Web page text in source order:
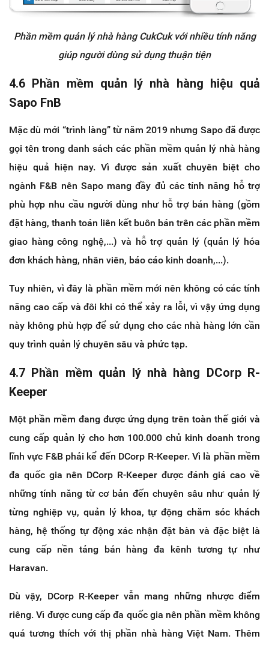
Phần mềm quản lý nhà hàng CukCuk với nhiều tính năng
giúp người dùng sử dụng thuận tiện
4.6 Phần mềm quản lý nhà hàng hiệu quả
Sapo FnB
Mặc dù mới “trình làng” từ năm 2019 nhưng Sapo đã được
gọi tên trong danh sách các phần mềm quản lý nhà hàng
hiệu quả hiện nay. Vì được sản xuất chuyên biệt cho
ngành F&B nên Sapo mang đầy đủ các tính năng hỗ trợ
phù hợp nhu cầu người dùng như hỗ trợ bán hàng (gồm
đặt hàng, thanh toán liên kết buôn bán trên các phần mềm
giao hàng công nghệ,...) và hỗ trợ quản lý (quản lý hóa
đơn khách hàng, nhân viên, báo cáo kinh doanh,...).
Tuy nhiên, vì đây là phần mềm mới nên không có các tính
năng cao cấp và đôi khi có thể xảy ra lỗi, vì vậy ứng dụng
này không phù hợp để sử dụng cho các nhà hàng lớn cần
quy trình quản lý chuyên sâu và phức tạp.
4.7 Phần mềm quản lý nhà hàng DCorp R-
Keeper
Một phần mềm đang được ứng dụng trên toàn thế giới và
cung cấp quản lý cho hơn 100.000 chủ kinh doanh trong
lĩnh vực F&B phải kể đến DCorp R-Keeper. Vì là phần mềm
đa quốc gia nên DCorp R-Keeper được đánh giá cao về
những tính năng từ cơ bản đến chuyên sâu như quản lý
từng nghiệp vụ, quản lý khoa, tự động chăm sóc khách
hàng, hệ thống tự động xác nhận đặt bàn và đặc biệt là
cung cấp nền tảng bán hàng đa kênh tương tự như
Haravan.
Dù vậy, DCorp R-Keeper vẫn mang những nhược điểm
riêng. Vì được cung cấp đa quốc gia nên phần mềm không
quá tương thích với thị phần nhà hàng Việt Nam. Thêm